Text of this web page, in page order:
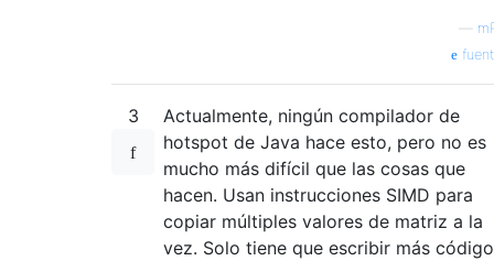
3
Actualmente, ningún compilador de
hotspot de Java hace esto, pero no es
mucho más difícil que las cosas que
hacen. Usan instrucciones SIMD para
copiar múltiples valores de matriz a la
vez. Solo tiene que escribir más código